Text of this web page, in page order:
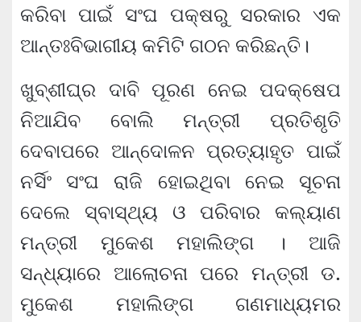
କରିବା ପାଇଁ ସଂଘ ପକ୍ଷରୁ ସରକାର ଏକ
ଆନ୍ତଃବିଭାଗୀୟ କମିଟି ଗଠନ କରିଛନ୍ତି।
ଖୁବ୍‌ଶୀଘ୍ର ଦାବି ପୂରଣ ନେଇ ପଦକ୍ଷେପ
ନିଆଯିବ ବୋଲି ମନ୍ତ୍ରୀ ପ୍ରତିଶୃତି
ଦେବାପରେ ଆନ୍ଦୋଳନ ପ୍ରତ୍ୟାହୃତ ପାଇଁ
ନର୍ସିଂ ସଂଘ ରାଜି ହୋଇଥିବା ନେଇ ସୂଚନା
ଦେଲେ ସ୍ବାସ୍ଥ୍ୟ ଓ ପରିବାର କଲ୍ୟାଣ
ମନ୍ତ୍ରୀ ମୁକେଶ ମହାଲିଙ୍ଗ । ଆଜି
ସନ୍ଧ୍ୟାରେ ଆଲୋଚନା ପରେ ମନ୍ତ୍ରୀ ଡ.
ମୁକେଶ ମହାଲିଙ୍ଗ ଗଣମାଧ୍ୟମର